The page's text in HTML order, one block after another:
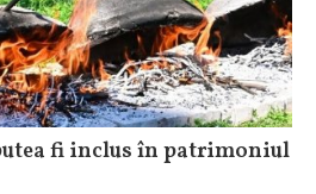
fi inclus în patrimoniul